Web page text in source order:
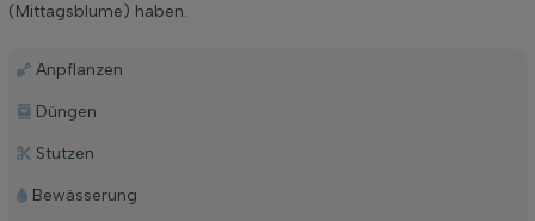
(Mittagsblume) haben.
Anpflanzen
Düngen
Stutzen
Bewässerung